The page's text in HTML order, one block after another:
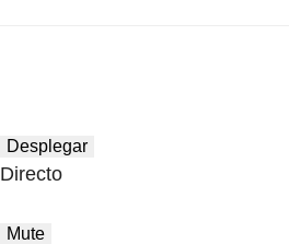
Desplegar
Directo
Mute